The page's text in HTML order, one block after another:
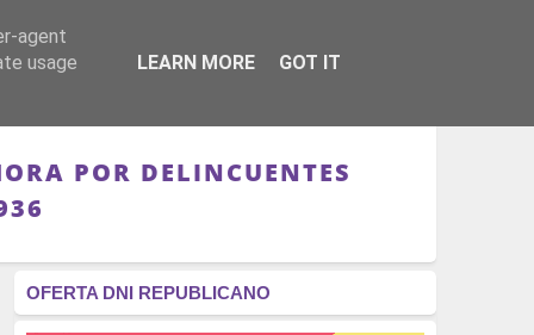
RÉGIMEN - MONARQUÍA
POR DELINCUENTES
OFERTA DNI REPUBLICANO
agent
usage
LEARN MORE GOT IT